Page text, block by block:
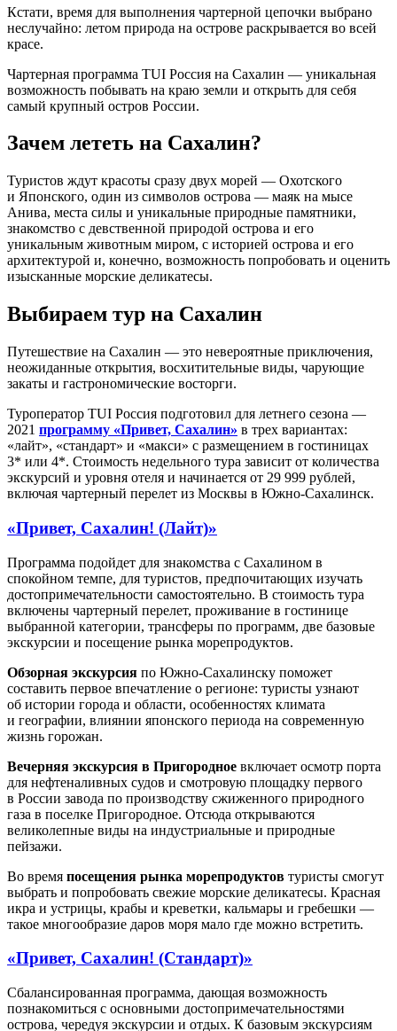
Кстати, время для выполнения чартерной цепочки выбрано
неслучайно: летом природа на острове раскрывается во всей
красе.
Чартерная программа TUI Россия на Сахалин — уникальная
возможность побывать на краю земли и открыть для себя
самый крупный остров России.
Зачем лететь на Сахалин?
Туристов ждут красоты сразу двух морей — Охотского
и Японского, один из символов острова — маяк на мысе
Анива, места силы и уникальные природные памятники,
знакомство с девственной природой острова и его
уникальным животным миром, с историей острова и его
архитектурой и, конечно, возможность попробовать и оценить
изысканные морские деликатесы.
Выбираем тур на Сахалин
Путешествие на Сахалин — это невероятные приключения,
неожиданные открытия, восхитительные виды, чарующие
закаты и гастрономические восторги.
Туроператор TUI Россия подготовил для летнего сезона —
2021 программу «Привет, Сахалин» в трех вариантах:
«лайт», «стандарт» и «макси» с размещением в гостиницах
3* или 4*. Стоимость недельного тура зависит от количества
экскурсий и уровня отеля и начинается от 29 999 рублей,
включая чартерный перелет из Москвы в Южно-Сахалинск.
«Привет, Сахалин! (Лайт)»
Программа подойдет для знакомства с Сахалином в
спокойном темпе, для туристов, предпочитающих изучать
достопримечательности самостоятельно. В стоимость тура
включены чартерный перелет, проживание в гостинице
выбранной категории, трансферы по программ, две базовые
экскурсии и посещение рынка морепродуктов.
Обзорная экскурсия по Южно-Сахалинску поможет
составить первое впечатление о регионе: туристы узнают
об истории города и области, особенностях климата
и географии, влиянии японского периода на современную
жизнь горожан.
Вечерняя экскурсия в Пригородное включает осмотр порта
для нефтеналивных судов и смотровую площадку первого
в России завода по производству сжиженного природного
газа в поселке Пригородное. Отсюда открываются
великолепные виды на индустриальные и природные
пейзажи.
Во время посещения рынка морепродуктов туристы смогут
выбрать и попробовать свежие морские деликатесы. Красная
икра и устрицы, крабы и креветки, кальмары и гребешки —
такое многообразие даров моря мало где можно встретить.
«Привет, Сахалин! (Стандарт)»
Сбалансированная программа, дающая возможность
познакомиться с основными достопримечательностями
острова, чередуя экскурсии и отдых. К базовым экскурсиям